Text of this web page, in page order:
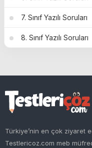
7. Sınıf Yazılı Soruları
8. Sınıf Yazılı Soruları
Türkiye’nin en çok ziyaret
Testlericoz.com meb